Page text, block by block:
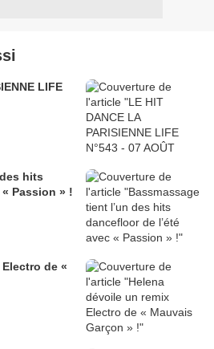
LIFE
hits
Passion » !
de «